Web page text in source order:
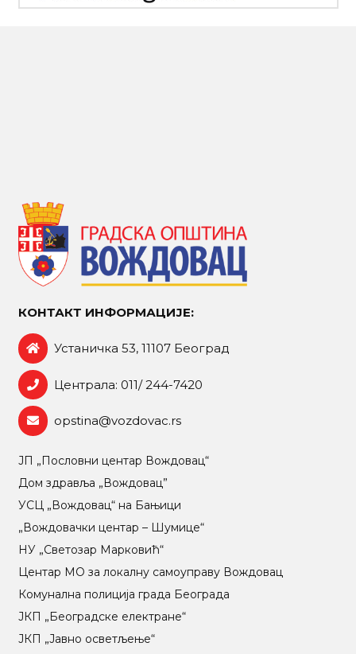
КОНТАКТ ИНФОРМАЦИЈЕ:
Устаничка 53, 11107 Београд
Централа: 011/ 244-7420
opstina@vozdovac.rs
ЈП „Пословни центар Вождовац“
Дом здравља „Вождовац”
УСЦ „Вождовац“ на Бањици
„Вождовачки центар – Шумице“
НУ „Светозар Марковић“
Центар МO за локалну самоуправу Вождовац
Комунална полиција града Београда
ЈКП „Београдске електране“
ЈКП „Јавно осветљење“